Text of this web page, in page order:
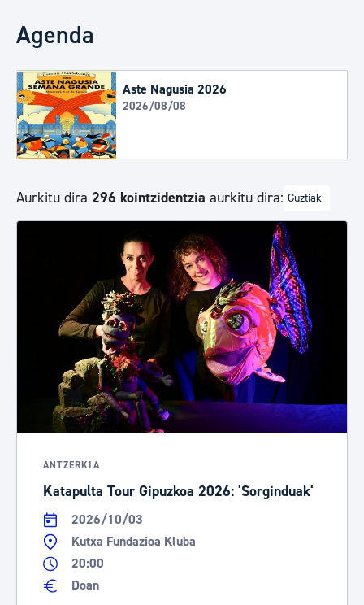
Agenda
Aste Nagusia 2026
2026/08/08
Aurkitu dira 296 kointzidentzia aurkitu dira: Guztiak
ANTZERKIA
Katapulta Tour Gipuzkoa 2026: 'Sorginduak'
2026/10/03
Kutxa Fundazioa Kluba
20:00
Doan